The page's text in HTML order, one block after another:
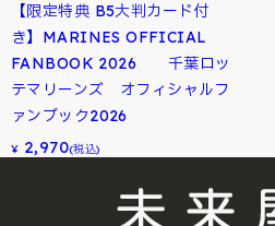
【限定特典 B5大判カード付
き】MARINES OFFICIAL
FANBOOK 2026 千葉ロッ
テマリーンズ オフィシャルフ
ァンブック2026
¥ 2,970(税込)